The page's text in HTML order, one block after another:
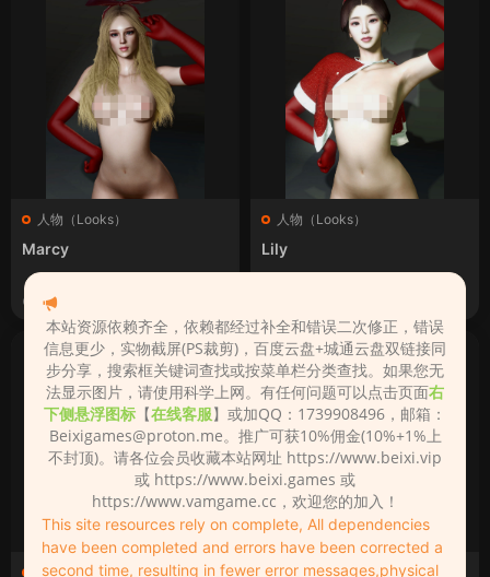
人物（Looks）
Marcy
2023-07-31
人物（Looks）
Lily
人物（Looks） 人物（Looks）·场景
本站资源依赖齐全，依赖都经过补全和错误二次修正，错误
信息更少，实物截屏(PS裁剪)，百度云盘+城通云盘双链接同
步分享，搜索框关键词查找或按菜单栏分类查找。如果您无
法显示图片，请使用科学上网。有任何问题可以点击页面右
下侧悬浮图标 【在线客服】或加QQ：1739908496，邮箱：
Beixigames@proton.me。推广可获10%佣金(10%+1%上
不封顶)。请各位会员收藏本站网址 https://www.beixi.vip
或 https://www.beixi.games 或
https://www.vamgame.cc，欢迎您的加入！
This site resources rely on complete, All dependencies
have been completed and errors have been corrected a
second time, resulting in fewer error messages,physical